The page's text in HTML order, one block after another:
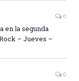
0
en la segunda
– Jueves –
0